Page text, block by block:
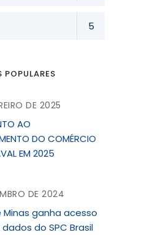
5
DE 2025
AO
DO COMÉRCIO
EM 2025
DE 2024
ganha acesso
do SPC Brasil